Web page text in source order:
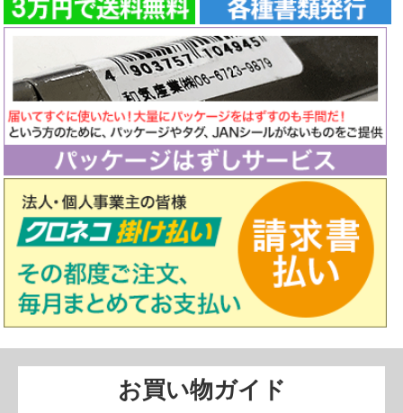
お買い物ガイド